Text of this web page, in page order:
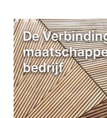
De
bedrijf